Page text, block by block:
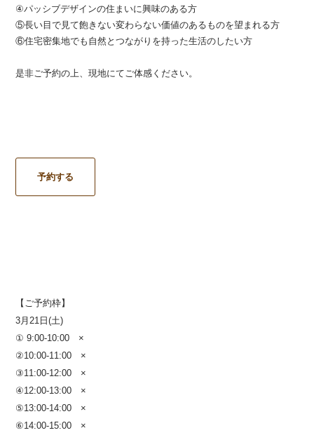
④パッシブデザインの住まいに興味のある方
⑤長い目で見て飽きない変わらない価値のあるものを望まれる方
⑥住宅密集地でも自然とつながりを持った生活のしたい方
是非ご予約の上、現地にてご体感ください。
予約する
【ご予約枠】
3月21日(土)
① 9:00-10:00 ×
②10:00-11:00 ×
③11:00-12:00 ×
④12:00-13:00 ×
⑤13:00-14:00 ×
⑥14:00-15:00 ×